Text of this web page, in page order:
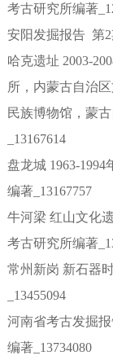
考古研究所编著
安阳发掘报告 第2
哈克遗址 2003-
所，内蒙古自治
民族博物馆，蒙
_13167614
盘龙城 1963-
编著_13167757
牛河梁 红山文化
考古研究所编著
常州新岗 新石器
_13455094
河南省考古发掘
编著_13734080